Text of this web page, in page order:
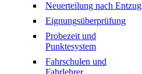
Neuerteilung nach Entzug
Eignungsüberprüfung
Probezeit und
Punktesystem
Fahrschulen und
Fahrlehrer